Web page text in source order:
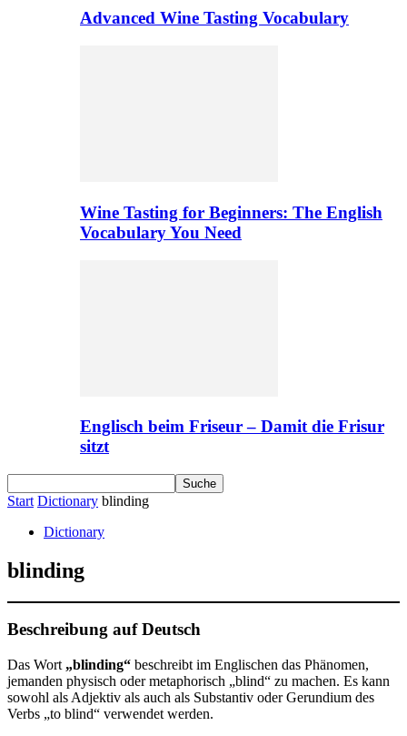
Advanced Wine Tasting Vocabulary
Wine Tasting for Beginners: The English
Vocabulary You Need
Englisch beim Friseur – Damit die Frisur
sitzt
Start Dictionary blinding
Dictionary
blinding
Beschreibung auf Deutsch
Das Wort „blinding“ beschreibt im Englischen das Phänomen,
jemanden physisch oder metaphorisch „blind“ zu machen. Es kann
sowohl als Adjektiv als auch als Substantiv oder Gerundium des
Verbs „to blind“ verwendet werden.